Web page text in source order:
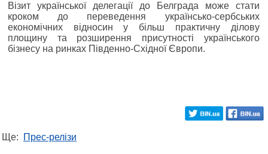
Візит української делегації до Белграда може стати
кроком до переведення українсько-сербських
економічних відносин у більш практичну ділову
площину та розширення присутності українського
бізнесу на ринках Південно-Східної Європи.
Ще: Прес-релізи